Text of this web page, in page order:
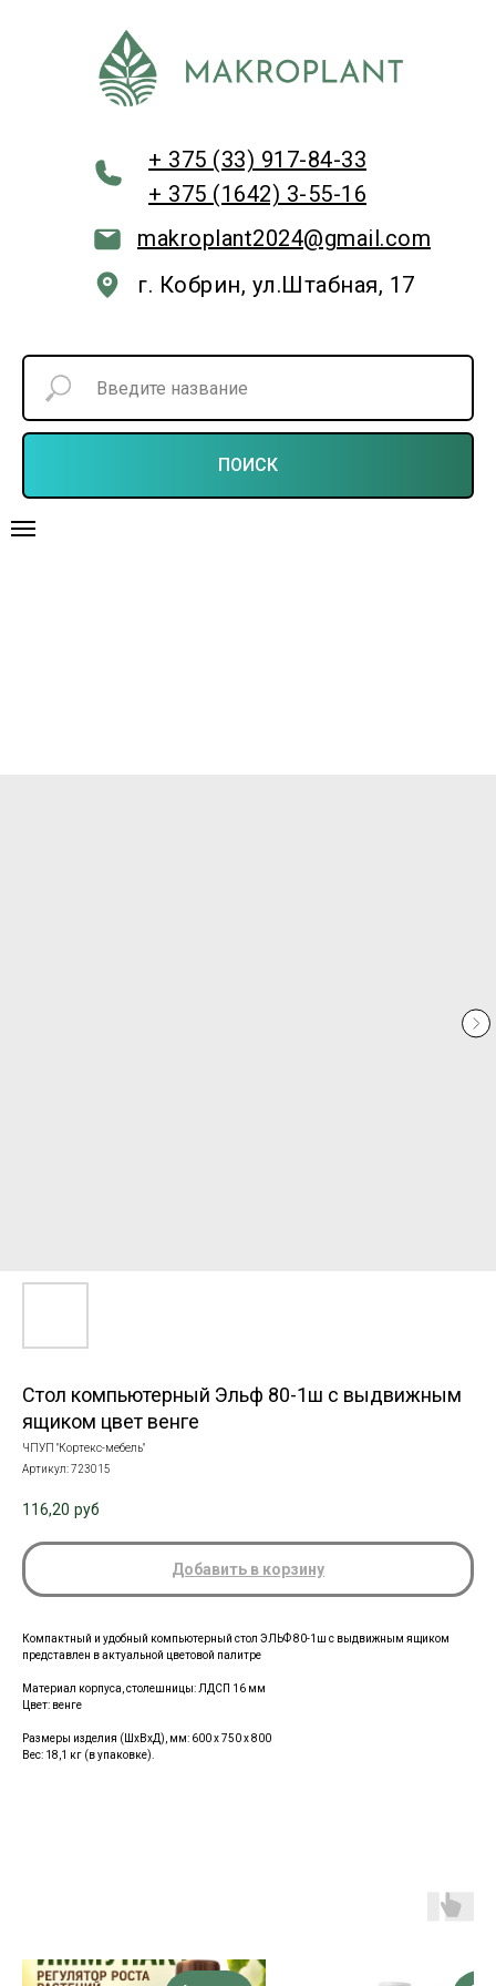
+ 375 (33) 917-84-33
makroplant2024@gmail.com
г. Кобрин, ул.Штабная, 17
+ 375 (1642) 3-55-16
ПОИСК
Стол компьютерный Эльф 80-1ш с выдвижным
ящиком цвет венге
ЧПУП "Кортекс-мебель"
Артикул:723015
116,20 руб
Добавить в корзину
Компактный и удобный компьютерный стол ЭЛЬФ 80-1ш с выдвижным ящиком
представлен в актуальной цветовой палитре
Материал корпуса, столешницы: ЛДСП 16 мм
Цвет: венге
Размеры изделия (ШхВхД), мм: 600 х 750 х 800
Вес: 18,1 кг (в упаковке).